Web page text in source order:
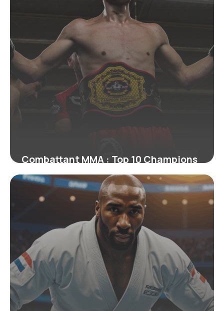
Combattant MMA : Top 10 Champions
Actuels 2026